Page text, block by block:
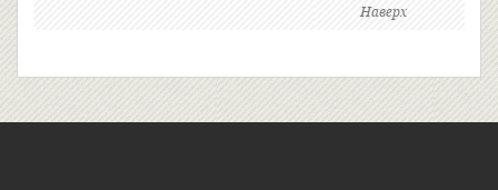
Наверх